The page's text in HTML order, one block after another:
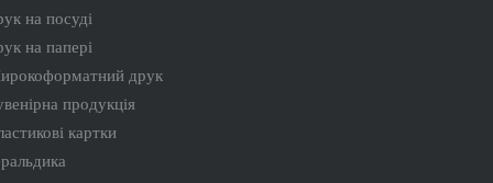
на посуді
на папері
друк
продукція
картки